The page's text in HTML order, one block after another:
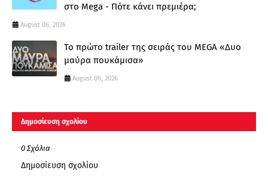
στο Mega - Πότε κάνει πρεμιέρα;
August 06, 2026
Το πρώτο trailer της σειράς του MEGA «Δυο
μαύρα πουκάμισα»
August 06, 2026
Δημοσίευση σχολίου
0 Σχόλια
Δημοσίευση σχολίου